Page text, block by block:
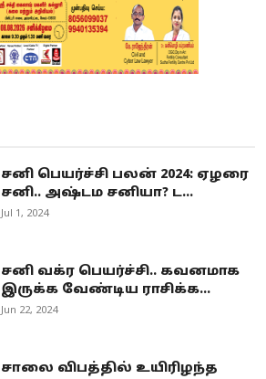
சனி பெயர்ச்சி பலன் 2024: ஏழரை
சனி.. அஷ்டம சனியா? ட...
Jul 1, 2024
சனி வக்ர பெயர்ச்சி.. கவனமாக
இருக்க வேண்டிய ராசிக்க...
Jun 22, 2024
சாலை விபத்தில் உயிரிழந்த